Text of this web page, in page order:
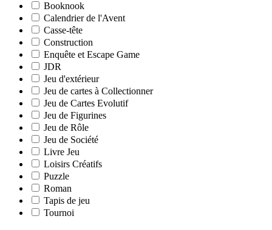
Booknook
Calendrier de l'Avent
Casse-tête
Construction
Enquête et Escape Game
JDR
Jeu d'extérieur
Jeu de cartes à Collectionner
Jeu de Cartes Evolutif
Jeu de Figurines
Jeu de Rôle
Jeu de Société
Livre Jeu
Loisirs Créatifs
Puzzle
Roman
Tapis de jeu
Tournoi